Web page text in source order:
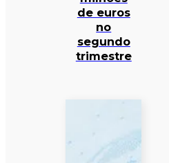
de euros
no
segundo
trimestre